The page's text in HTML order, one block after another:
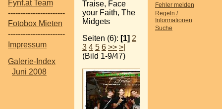
Fynf.at Team
-----------------------
Fotobox Mieten
-----------------------
Impressum
Galerie-Index
Juni 2008
Fehler melden
Regeln /
Informationen
Suche
Traise, Face
your Faith, The
Midgets
Seiten (6): [1] 2
3 4 5 6 >> >|
(Bild 1-9/47)